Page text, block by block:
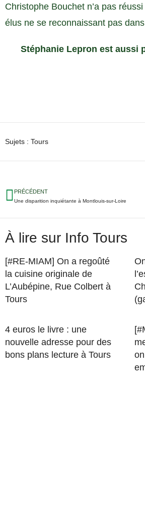
Christophe Bouchet n’a pas
élus ne se reconnaissant pas
Stéphanie Lepron est aussi
Sujets : Tours
PRÉCÉDENT
Une disparition inquiétante à Montlouis-sur-Loire
À lire sur Info Tours
[#RE-MIAM] On a regoûté
la cuisine originale de
L’Aubépine, Rue Colbert à
Tours
4 euros le livre : une
nouvelle adresse pour des
bons plans lecture à Tours